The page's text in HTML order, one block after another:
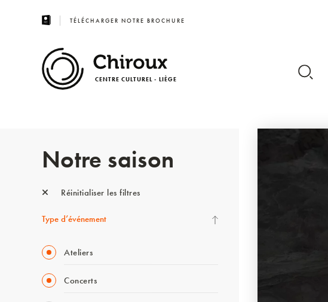
TÉLÉCHARGER NOTRE BROCHURE
CENTRE CULTUREL - LIÈGE
Notre saison
Réinitialiser les filtres
Type d’événement
Ateliers
Concerts